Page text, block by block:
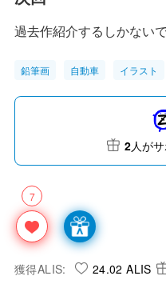
過去作紹介するしかない
鉛筆画 自動車 イラスト
7
2人が
獲得ALIS: 24.02 ALIS